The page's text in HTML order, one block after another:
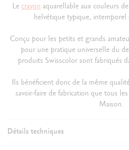
Lecrayon aquarellable aux couleurs
helvétique typique,
Conçu pour les petits et grands
pour une pratique universelle du
produits Swisscolor sont fabriqués
Ils bénéficient donc de la même
savoir-faire de fabrication que tous
Maison.
Détails techniques